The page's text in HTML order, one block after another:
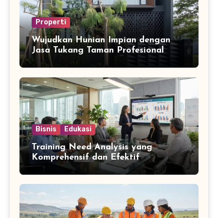
Properti
Wujudkan Hunian Impian dengan
Jasa Tukang Taman Profesional
Bisnis Edukasi
Training Need Analysis yang
Komprehensif dan Efektif